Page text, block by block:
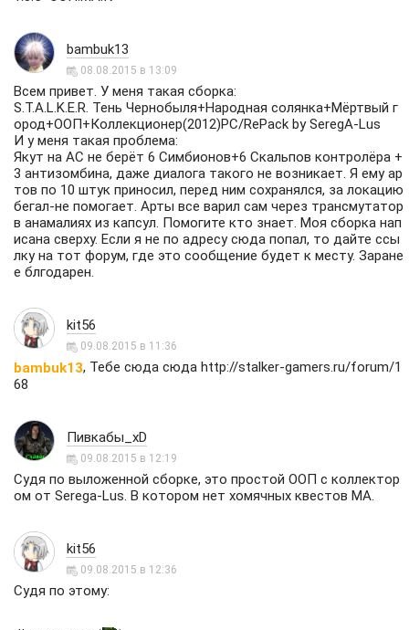
bambuk13
08.08.2015 в 13:09
Всем привет. У меня такая сборка:
S.T.A.L.K.E.R. Тень Чернобыля+Народная солянка+Мёртвый г
ород+ООП+Коллекционер(2012)PC/RePack by SeregA-Lus
И у меня такая проблема:
Якут на АС не берёт 6 Симбионов+6 Скальпов контролёра +
3 антизомбина, даже диалога такого не возникает. Я ему ар
тов по 10 штук приносил, перед ним сохранялся, за локацию
бегал-не помогает. Арты все варил сам через трансмутатор
в анамалиях из капсул. Помогите кто знает. Моя сборка нап
исана сверху. Если я не по адресу сюда попал, то дайте ссы
лку на тот форум, где это сообщение будет к месту. Заране
е блгодарен.
kit56
09.08.2015 в 11:36
bambuk13, Тебе сюда сюда http://stalker-gamers.ru/forum/1
68
Пивкабы_xD
09.08.2015 в 12:19
Судя по выложенной сборке, это простой ООП с коллектор
ом от Serega-Lus. В котором нет хомячных квестов МА.
kit56
09.08.2015 в 12:36
Судя по этому: